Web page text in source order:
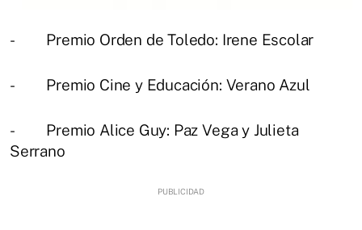
- Premio Orden de Toledo: Irene Escolar
- Premio Cine y Educación: Verano Azul
- Premio Alice Guy: Paz Vega y Julieta
Serrano